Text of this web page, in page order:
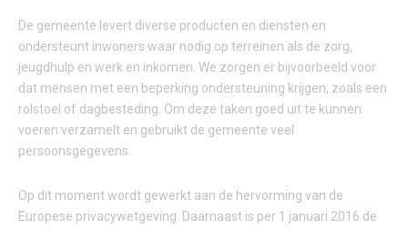
De gemeente levert diverse producten en diensten en
ondersteunt inwoners waar nodig op terreinen als de zorg,
jeugdhulp en werk en inkomen. We zorgen er bijvoorbeeld voor
dat mensen met een beperking ondersteuning krijgen, zoals een
rolstoel of dagbesteding. Om deze taken goed uit te kunnen
voeren verzamelt en gebruikt de gemeente veel
persoonsgegevens.
Op dit moment wordt gewerkt aan de hervorming van de
Europese privacywetgeving. Daarnaast is per 1 januari 2016 de